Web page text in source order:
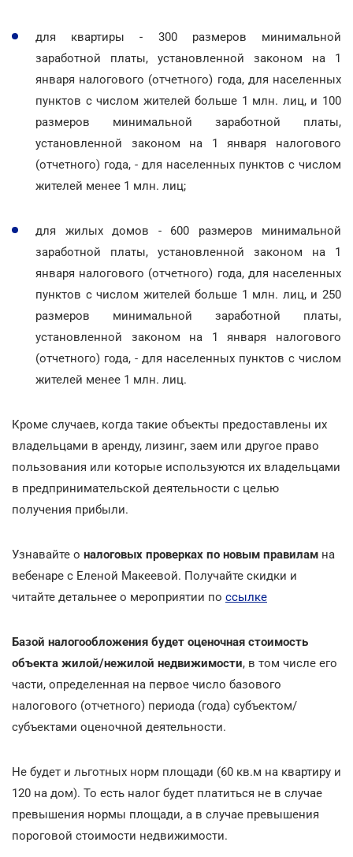
для квартиры - 300 размеров минимальной
заработной платы, установленной законом на 1
января налогового (отчетного) года, для населенных
пунктов с числом жителей больше 1 млн. лиц, и 100
размеров минимальной заработной платы,
установленной законом на 1 января налогового
(отчетного) года, - для населенных пунктов с числом
жителей менее 1 млн. лиц;
для жилых домов - 600 размеров минимальной
заработной платы, установленной законом на 1
января налогового (отчетного) года, для населенных
пунктов с числом жителей больше 1 млн. лиц, и 250
размеров минимальной заработной платы,
установленной законом на 1 января налогового
(отчетного) года, - для населенных пунктов с числом
жителей менее 1 млн. лиц.
Кроме случаев, когда такие объекты предоставлены их
владельцами в аренду, лизинг, заем или другое право
пользования или которые используются их владельцами
в предпринимательской деятельности с целью
получения прибыли.
Узнавайте о налоговых проверках по новым правилам на
вебенаре с Еленой Макеевой. Получайте скидки и
читайте детальнее о мероприятии по ссылке
Базой налогообложения будет оценочная стоимость
объекта жилой/нежилой недвижимости, в том числе его
части, определенная на первое число базового
налогового (отчетного) периода (года) субъектом/
субъектами оценочной деятельности.
Не будет и льготных норм площади (60 кв.м на квартиру и
120 на дом). То есть налог будет платиться не в случае
превышения нормы площади, а в случае превышения
пороговой стоимости недвижимости.